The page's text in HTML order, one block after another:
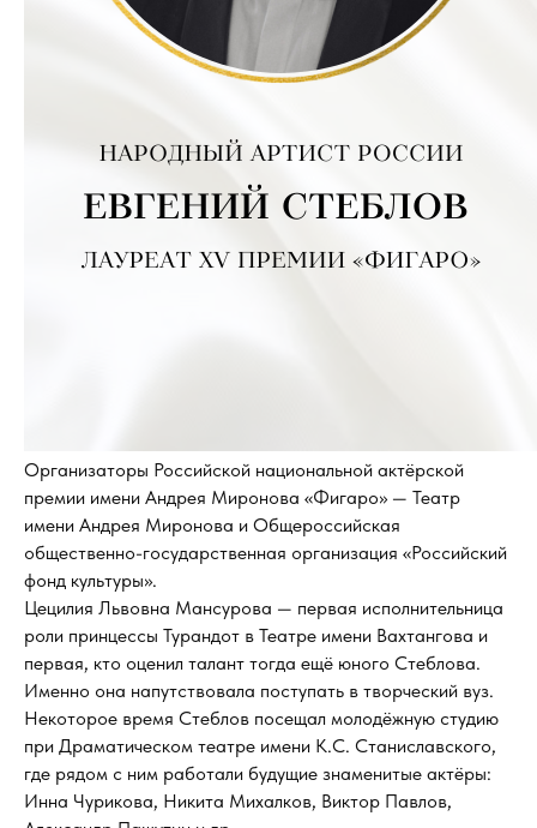
Организаторы Российской национальной актёрской
премии имени Андрея Миронова «Фигаро» — Театр
имени Андрея Миронова и Общероссийская
общественно-государственная организация «Российский
фонд культуры».
Цецилия Львовна Мансурова — первая исполнительница
роли принцессы Турандот в Театре имени Вахтангова и
первая, кто оценил талант тогда ещё юного Стеблова.
Именно она напутствовала поступать в творческий вуз.
Некоторое время Стеблов посещал молодёжную студию
при Драматическом театре имени К.С. Станиславского,
где рядом с ним работали будущие знаменитые актёры:
Инна Чурикова, Никита Михалков, Виктор Павлов,